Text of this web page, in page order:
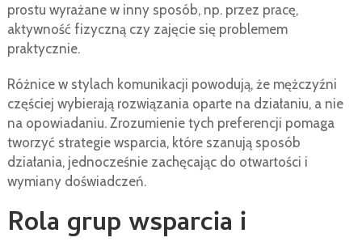
prostu wyrażane w inny sposób, np. przez pracę,
aktywność fizyczną czy zajęcie się problemem
praktycznie.
Różnice w stylach komunikacji powodują, że mężczyźni
częściej wybierają rozwiązania oparte na działaniu, a nie
na opowiadaniu. Zrozumienie tych preferencji pomaga
tworzyć strategie wsparcia, które szanują sposób
działania, jednocześnie zachęcając do otwartości i
wymiany doświadczeń.
Rola grup wsparcia i